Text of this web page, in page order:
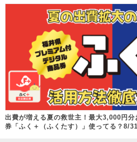
出費が増える夏の救世主！最大3,000円
券「ふく＋（ふくたす）」使ってる？8/